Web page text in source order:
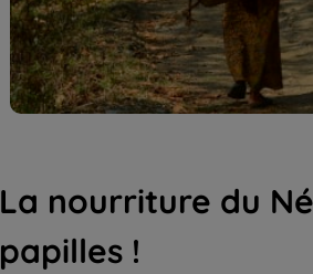
La nourriture du
papilles !